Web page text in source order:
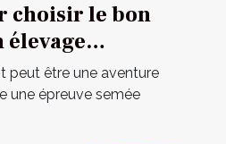
choisir le bon
élevage
peut être une aventure
une épreuve semée